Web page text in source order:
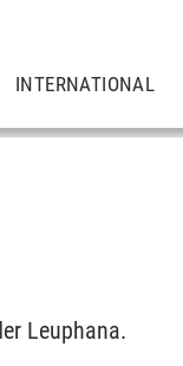
INTERNATIONAL
Leuphana.